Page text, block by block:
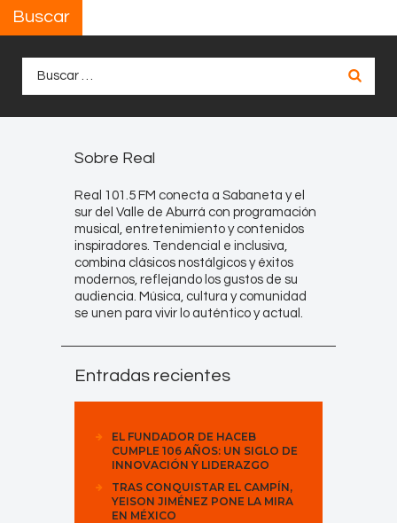
Buscar
Sobre Real
Real 101.5 FM conecta a Sabaneta y el
sur del Valle de Aburrá con programación
musical, entretenimiento y contenidos
inspiradores. Tendencial e inclusiva,
combina clásicos nostálgicos y éxitos
modernos, reflejando los gustos de su
audiencia. Música, cultura y comunidad
se unen para vivir lo auténtico y actual.
Entradas recientes
EL FUNDADOR DE HACEB
CUMPLE 106 AÑOS: UN SIGLO DE
INNOVACIÓN Y LIDERAZGO
TRAS CONQUISTAR EL CAMPÍN,
YEISON JIMÉNEZ PONE LA MIRA
EN MÉXICO